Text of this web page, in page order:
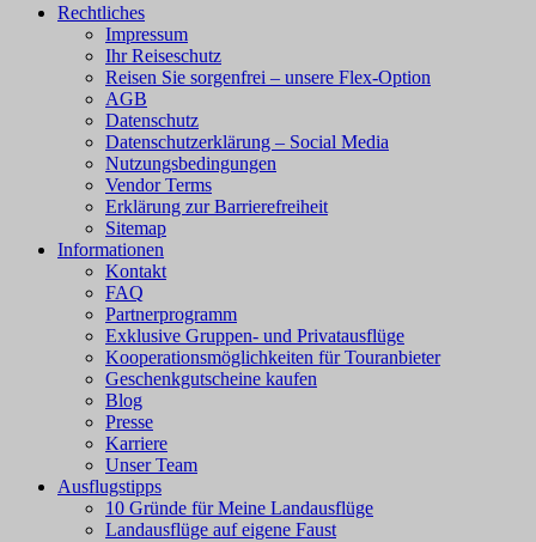
Rechtliches
Impressum
Ihr Reiseschutz
Reisen Sie sorgenfrei – unsere Flex-Option
AGB
Datenschutz
Datenschutzerklärung – Social Media
Nutzungsbedingungen
Vendor Terms
Erklärung zur Barrierefreiheit
Sitemap
Informationen
Kontakt
FAQ
Partnerprogramm
Exklusive Gruppen- und Privatausflüge
Kooperationsmöglichkeiten für Touranbieter
Geschenkgutscheine kaufen
Blog
Presse
Karriere
Unser Team
Ausflugstipps
10 Gründe für Meine Landausflüge
Landausflüge auf eigene Faust